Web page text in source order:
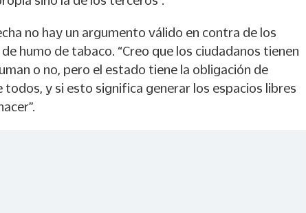
no hay un argumento válido en contra de los
humo de tabaco. “Creo que los ciudadanos tienen
o no, pero el estado tiene la obligación de
todos, y si esto significa generar los espacios libres